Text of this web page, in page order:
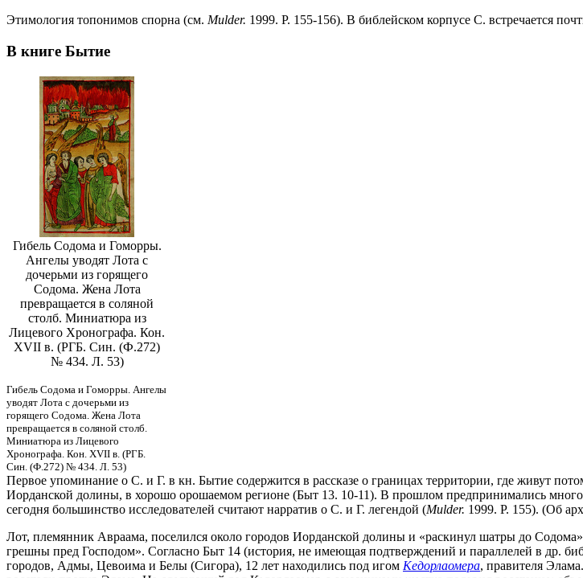
Этимология топонимов спорна (см. Mulder. 1999. P. 155-156). В библейском корпусе С. встречается
В книге Бытие
Гибель Содома и Гоморры.
Ангелы уводят Лота с
дочерьми из горящего
Содома. Жена Лота
превращается в соляной
столб. Миниатюра из
Лицевого Хронографа. Кон.
XVII в. (РГБ. Син. (Ф.272)
№ 434. Л. 53)
Гибель Содома и Гоморры. Ангелы
уводят Лота с дочерьми из
горящего Содома. Жена Лота
превращается в соляной столб.
Миниатюра из Лицевого
Хронографа. Кон. XVII в. (РГБ.
Син. (Ф.272) № 434. Л. 53)
Первое упоминание о С. и Г. в кн. Бытие содержится в рассказе о границах территории, где живут
Иорданской долины, в хорошо орошаемом регионе (Быт 13. 10-11). В прошлом предпринимались
сегодня большинство исследователей считают нарратив о С. и Г. легендой (Mulder. 1999. P. 155). (Об
Лот, племянник Авраама, поселился около городов Иорданской долины и «раскинул шатры до
грешны пред Господом». Согласно Быт 14 (история, не имеющая подтверждений и параллелей в др.
городов, Адмы, Цевоима и Белы (Сигора), 12 лет находились под игом Кедорлаомера, правителя